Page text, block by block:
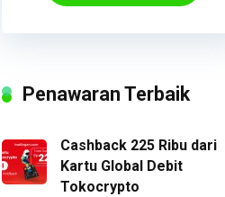
Penawaran Terbaik
Cashback 225 Ribu dari
Kartu Global Debit
Tokocrypto